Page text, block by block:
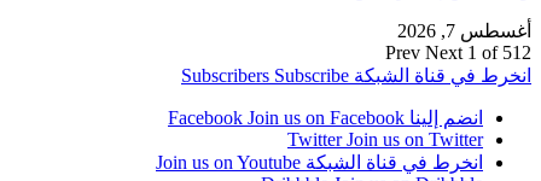
أغسطس 7, 2026
Prev Next 1 of 512
انخرط في قناة الشبكة
Subscribers Subscribe
انضم إلينا Facebook Join us on Facebook
Twitter Join us on Twitter
انخرط في قناة الشبكة Join us on Youtube